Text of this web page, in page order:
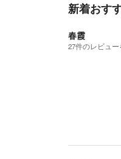
新着おす
春霞
27件のレビュー